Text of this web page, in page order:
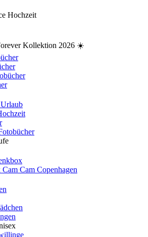
Hochzeit
Kollektion 2026 ☀️
Cam Copenhagen